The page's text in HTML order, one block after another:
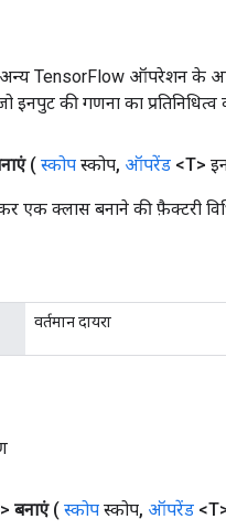
TensorFlow ऑपरेशन के
इनपुट की गणना का प्रतिनिधित्व
( स्कोप स्कोप, ऑपरेंड <T>
क्लास बनाने की फ़ैक्टरी
वर्तमान दायरा
बनाएं ( स्कोप स्कोप, ऑपरेंड